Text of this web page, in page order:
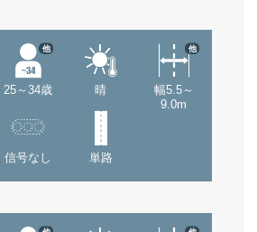
25～34歳
他
晴
幅5.5～
9.0m
他
信号なし 単路